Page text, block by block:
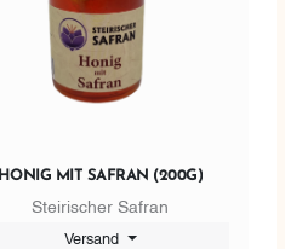
HONIG MIT SAFRAN (200G)
Steirischer Safran
Versand